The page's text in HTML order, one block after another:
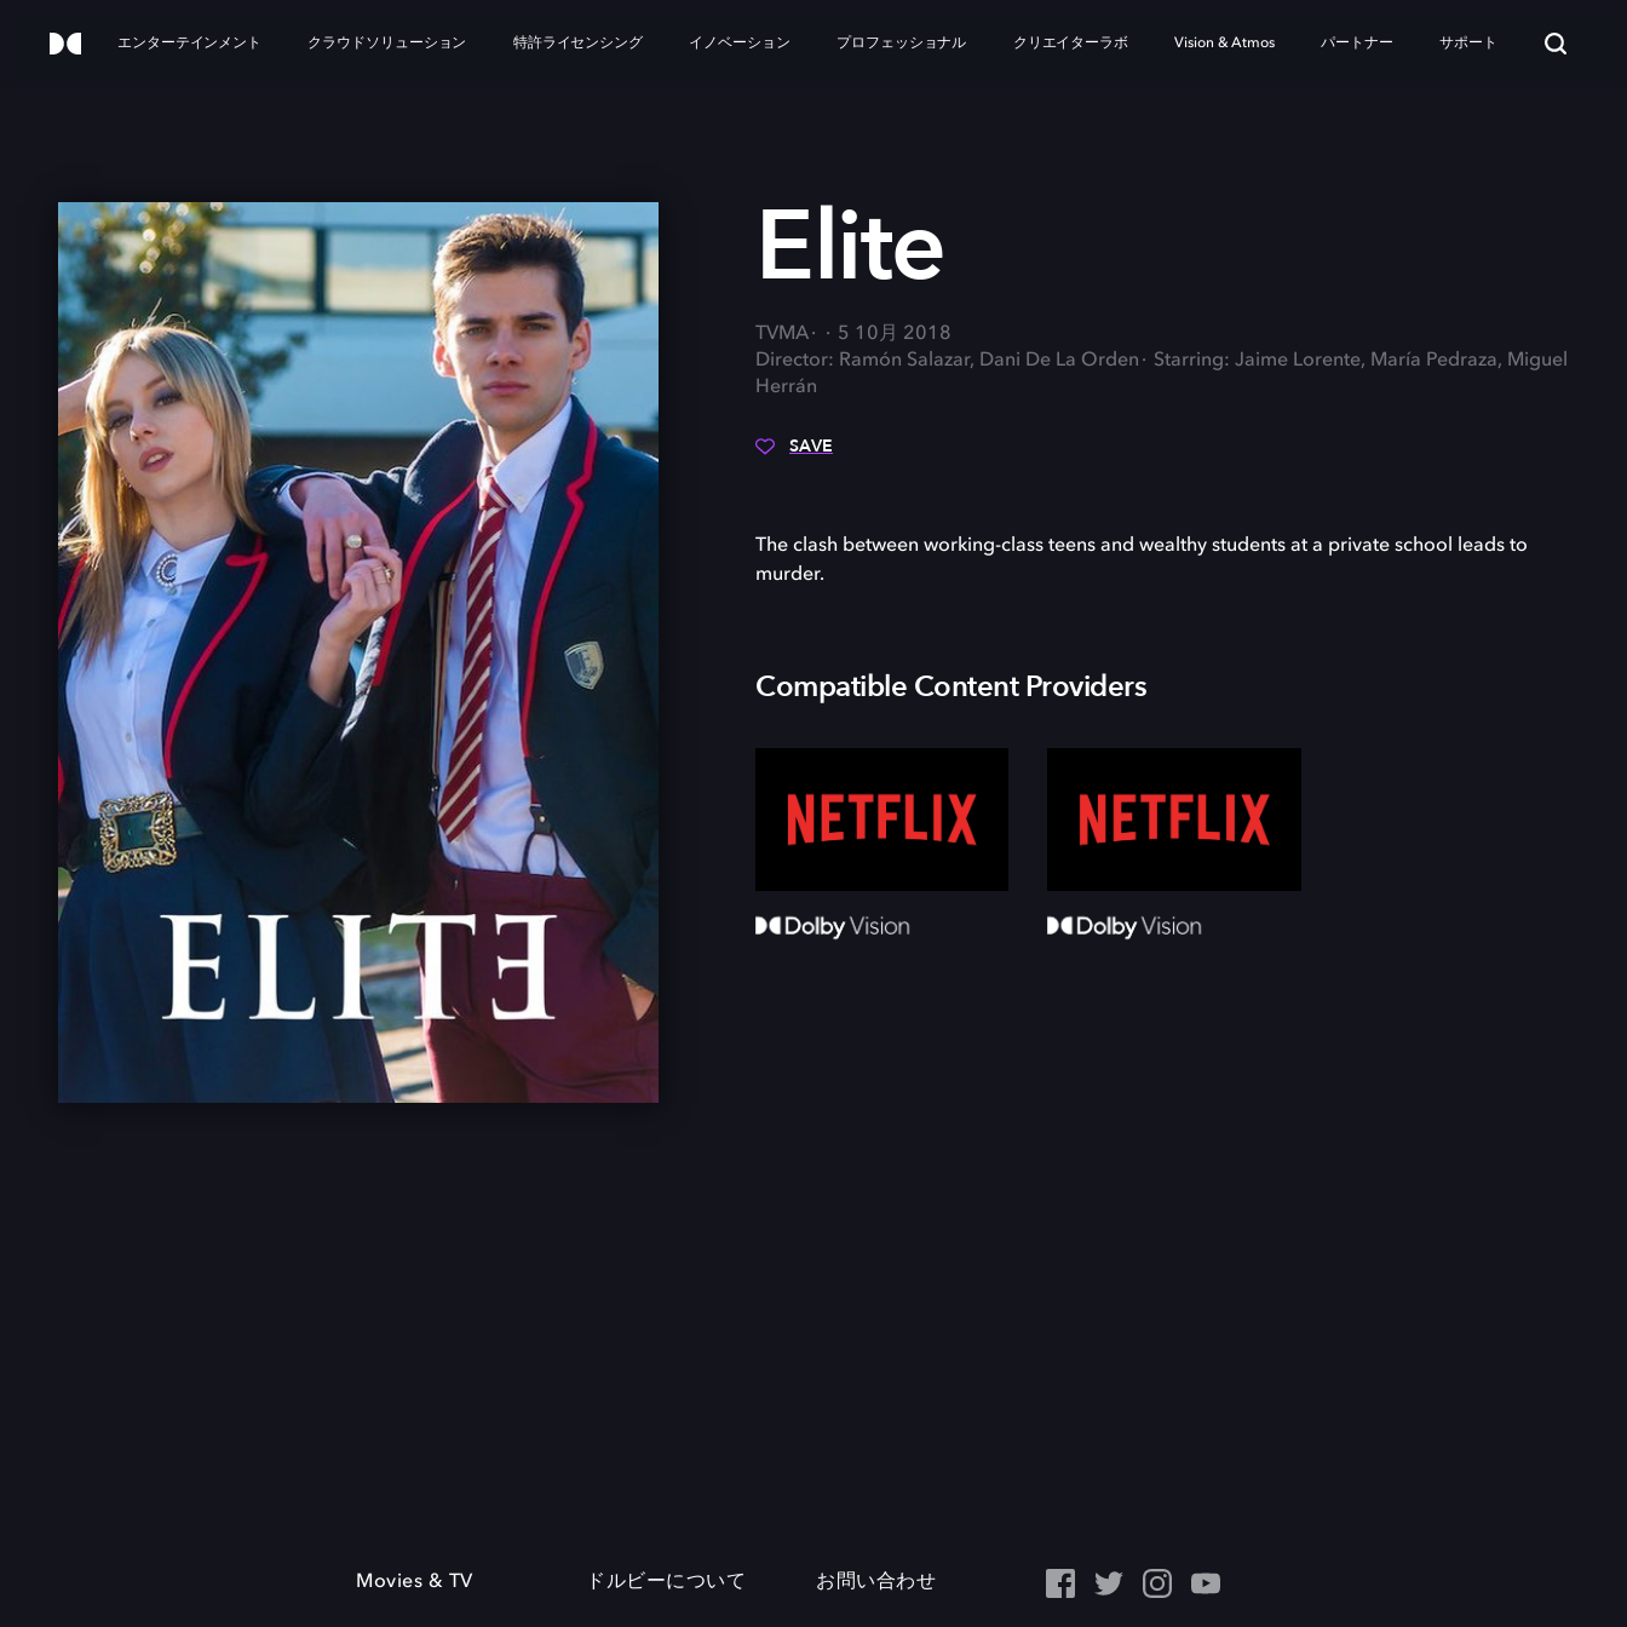
エンターテインメント クラウドソリューション 特許ライセンシング イノベーション プロフェッショナル クリエイターラボ Vision & Atmos パートナー サポート
Elite
TVMA
5 10月 2018
Director: Ramón Salazar, Dani De La Orden
Starring: Jaime Lorente, María Pedraza, Miguel
Herrán
SAVE
The clash between working-class teens and wealthy students at a private school leads to
murder.
Compatible Content Providers
Movies & TV ドルビーについて お問い合わせ